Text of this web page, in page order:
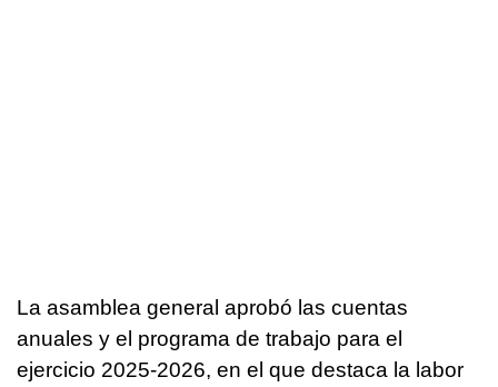
La asamblea general aprobó las cuentas
anuales y el programa de trabajo para el
ejercicio 2025-2026, en el que destaca la labor